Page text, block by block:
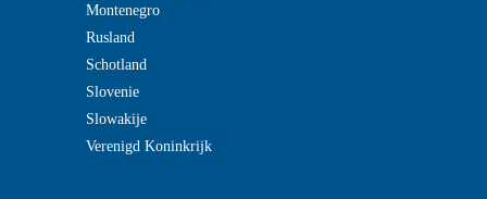
Montenegro
Rusland
Schotland
Slovenie
Slowakije
Verenigd Koninkrijk